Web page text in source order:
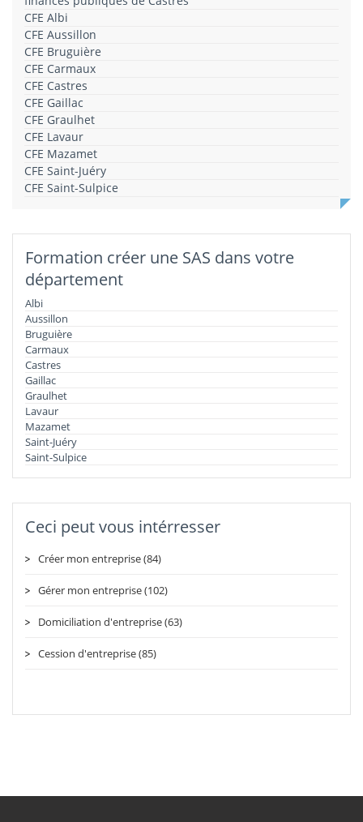
CFE Albi
CFE Aussillon
CFE Bruguière
CFE Carmaux
CFE Castres
CFE Gaillac
CFE Graulhet
CFE Lavaur
CFE Mazamet
CFE Saint-Juéry
CFE Saint-Sulpice
Formation créer une SAS dans votre
département
Albi
Aussillon
Bruguière
Carmaux
Castres
Gaillac
Graulhet
Lavaur
Mazamet
Saint-Juéry
Saint-Sulpice
Ceci peut vous intérresser
Créer mon entreprise (84)
Gérer mon entreprise (102)
Domiciliation d'entreprise (63)
Cession d'entreprise (85)